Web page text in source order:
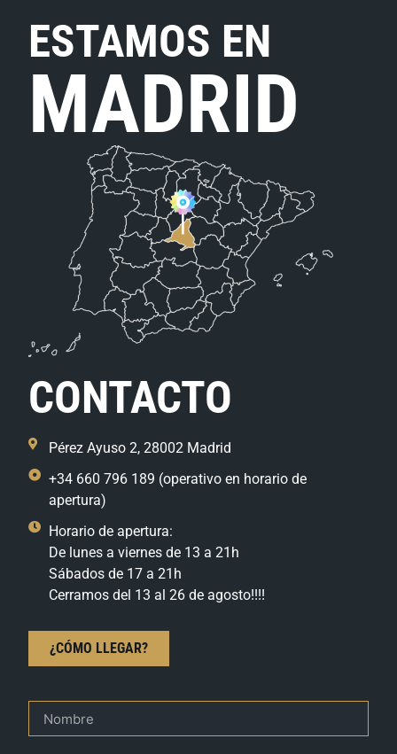
ESTAMOS EN
MADRID
CONTACTO
Pérez Ayuso 2, 28002 Madrid
+34 660 796 189 (operativo en horario de
apertura)
Horario de apertura:
De lunes a viernes de 13 a 21h
Sábados de 17 a 21h
Cerramos del 13 al 26 de agosto!!!!
¿CÓMO LLEGAR?